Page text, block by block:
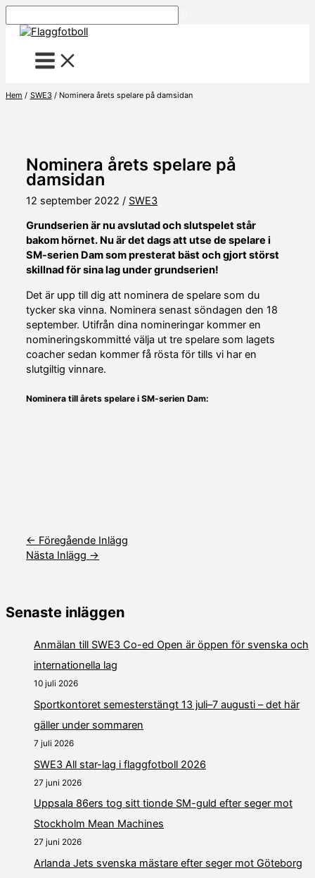
till
Hem SWE3 Nominera årets spelare på damsidan
Nominera årets spelare på
damsidan
12 september 2022/ SWE3
Grundserien är nu avslutad och slutspelet står
bakom hörnet. Nu är det dags att utse de spelare i
SM-serien Dam som presterat bäst och gjort störst
skillnad för sina lag under grundserien!
Det är upp till dig att nominera de spelare som du
tycker ska vinna. Nominera senast söndagen den 18
september. Utifrån dina nomineringar kommer en
nomineringskommitté välja ut tre spelare som lagets
coacher sedan kommer få rösta för tills vi har en
slutgiltig vinnare.
Nominera till årets spelare i SM-serien Dam:
← Föregående Inlägg
Nästa Inlägg →
Senaste inläggen
Anmälan till SWE3 Co-ed Open är öppen för svenska och
internationella lag
10 juli 2026
Sportkontoret semesterstängt 13 juli–7 augusti – det här
gäller under sommaren
7 juli 2026
SWE3 All star-lag i flaggfotboll 2026
27 juni 2026
Uppsala 86ers tog sitt tionde SM-guld efter seger mot
Stockholm Mean Machines
27 juni 2026
Arlanda Jets svenska mästare efter seger mot Göteborg